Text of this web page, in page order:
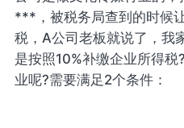
***，被税务局查到的时候
税，A公司老板就说了，我
是按照10%补缴企业所得
业呢?需要满足2个条件：